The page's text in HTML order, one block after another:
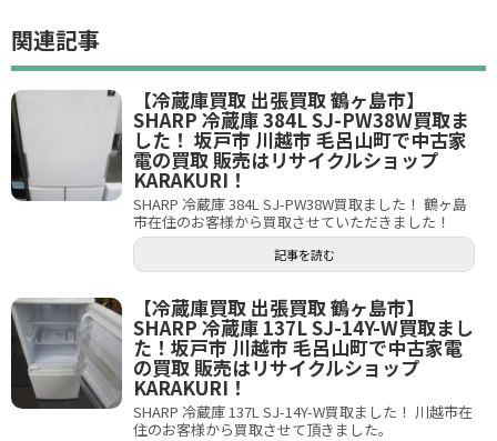
関連記事
【冷蔵庫買取 出張買取 鶴ヶ島市】
SHARP 冷蔵庫 384L SJ-PW38W買取ま
した！ 坂戸市 川越市 毛呂山町で中古家
電の買取 販売はリサイクルショップ
KARAKURI！
SHARP 冷蔵庫 384L SJ-PW38W買取ました！ 鶴ヶ島
市在住のお客様から買取させていただきました！
記事を読む
【冷蔵庫買取 出張買取 鶴ヶ島市】
SHARP 冷蔵庫 137L SJ-14Y-W買取まし
た！坂戸市 川越市 毛呂山町で中古家電
の買取 販売はリサイクルショップ
KARAKURI！
SHARP 冷蔵庫 137L SJ-14Y-W買取ました！ 川越市在
住のお客様から買取させて頂きました。